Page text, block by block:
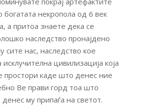
богатата некропола од 6 век
а притоа знаете дека се
наследство пронајдено
сите нас, наследство кое
цивилизација која
простори каде што денес ние
Ве прави горд тоа што
му припаѓа на светот.